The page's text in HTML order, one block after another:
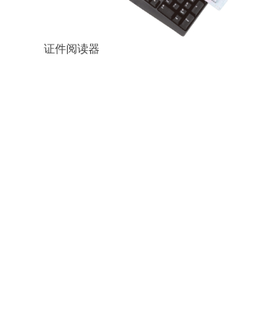
证件阅读器